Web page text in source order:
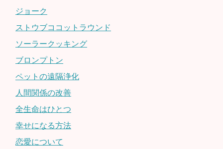
ジョーク
ストウブココットラウンド
ソーラークッキング
ブロンプトン
ペットの遠隔浄化
人間関係の改善
全生命はひとつ
幸せになる方法
恋愛について